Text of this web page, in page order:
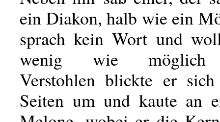
ein Diakon, halb wie ein
sprach kein Wort und
wenig wie möglich
Verstohlen blickte er
Seiten um und kaute an